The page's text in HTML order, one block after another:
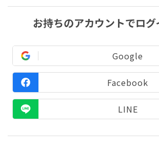
お持ちのアカウントでログ
Google
Facebook
LINE